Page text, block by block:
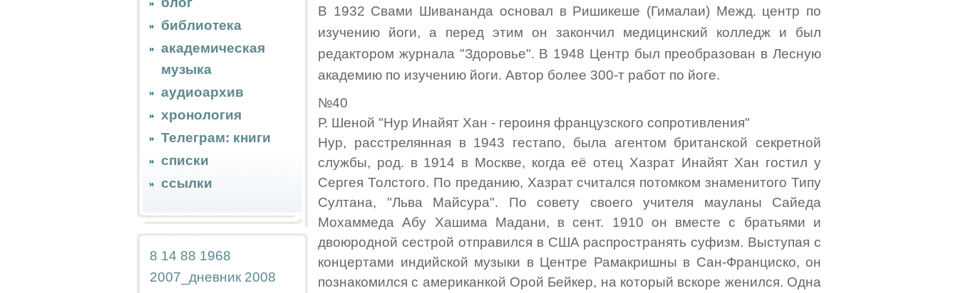
библиотека
академическая
музыка
аудиоархив
хронология
Телеграм: книги
списки
ссылки
8 14 88 1968
2007_дневник 2008
В 1932 Свами Шивананда основал в Ришикеше (Гималаи) Межд. центр по
изучению йоги, а перед этим он закончил медицинский колледж и был
редактором журнала "Здоровье". В 1948 Центр был преобразован в Лесную
академию по изучению йоги. Автор более 300-т работ по йоге.
№40
Р. Шеной "Нур Инайят Хан - героиня французского сопротивления"
Нур, расстрелянная в 1943 гестапо, была агентом британской секретной
службы, род. в 1914 в Москве, когда её отец Хазрат Инайят Хан гостил у
Сергея Толстого. По преданию, Хазрат считался потомком знаменитого Типу
Султана, "Льва Майсура". По совету своего учителя мауланы Сайеда
Мохаммеда Абу Хашима Мадани, в сент. 1910 он вместе с братьями и
двоюродной сестрой отправился в США распространять суфизм. Выступая с
концертами индийской музыки в Центре Рамакришны в Сан-Франциско, он
познакомился с американкой Орой Бейкер, на который вскоре женился. Одна